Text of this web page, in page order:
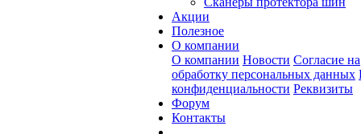
Акции
Полезное
О компании
О компании Новости Согласие на
обработку персональных данных
конфиденциальности Реквизиты
Форум
Контакты